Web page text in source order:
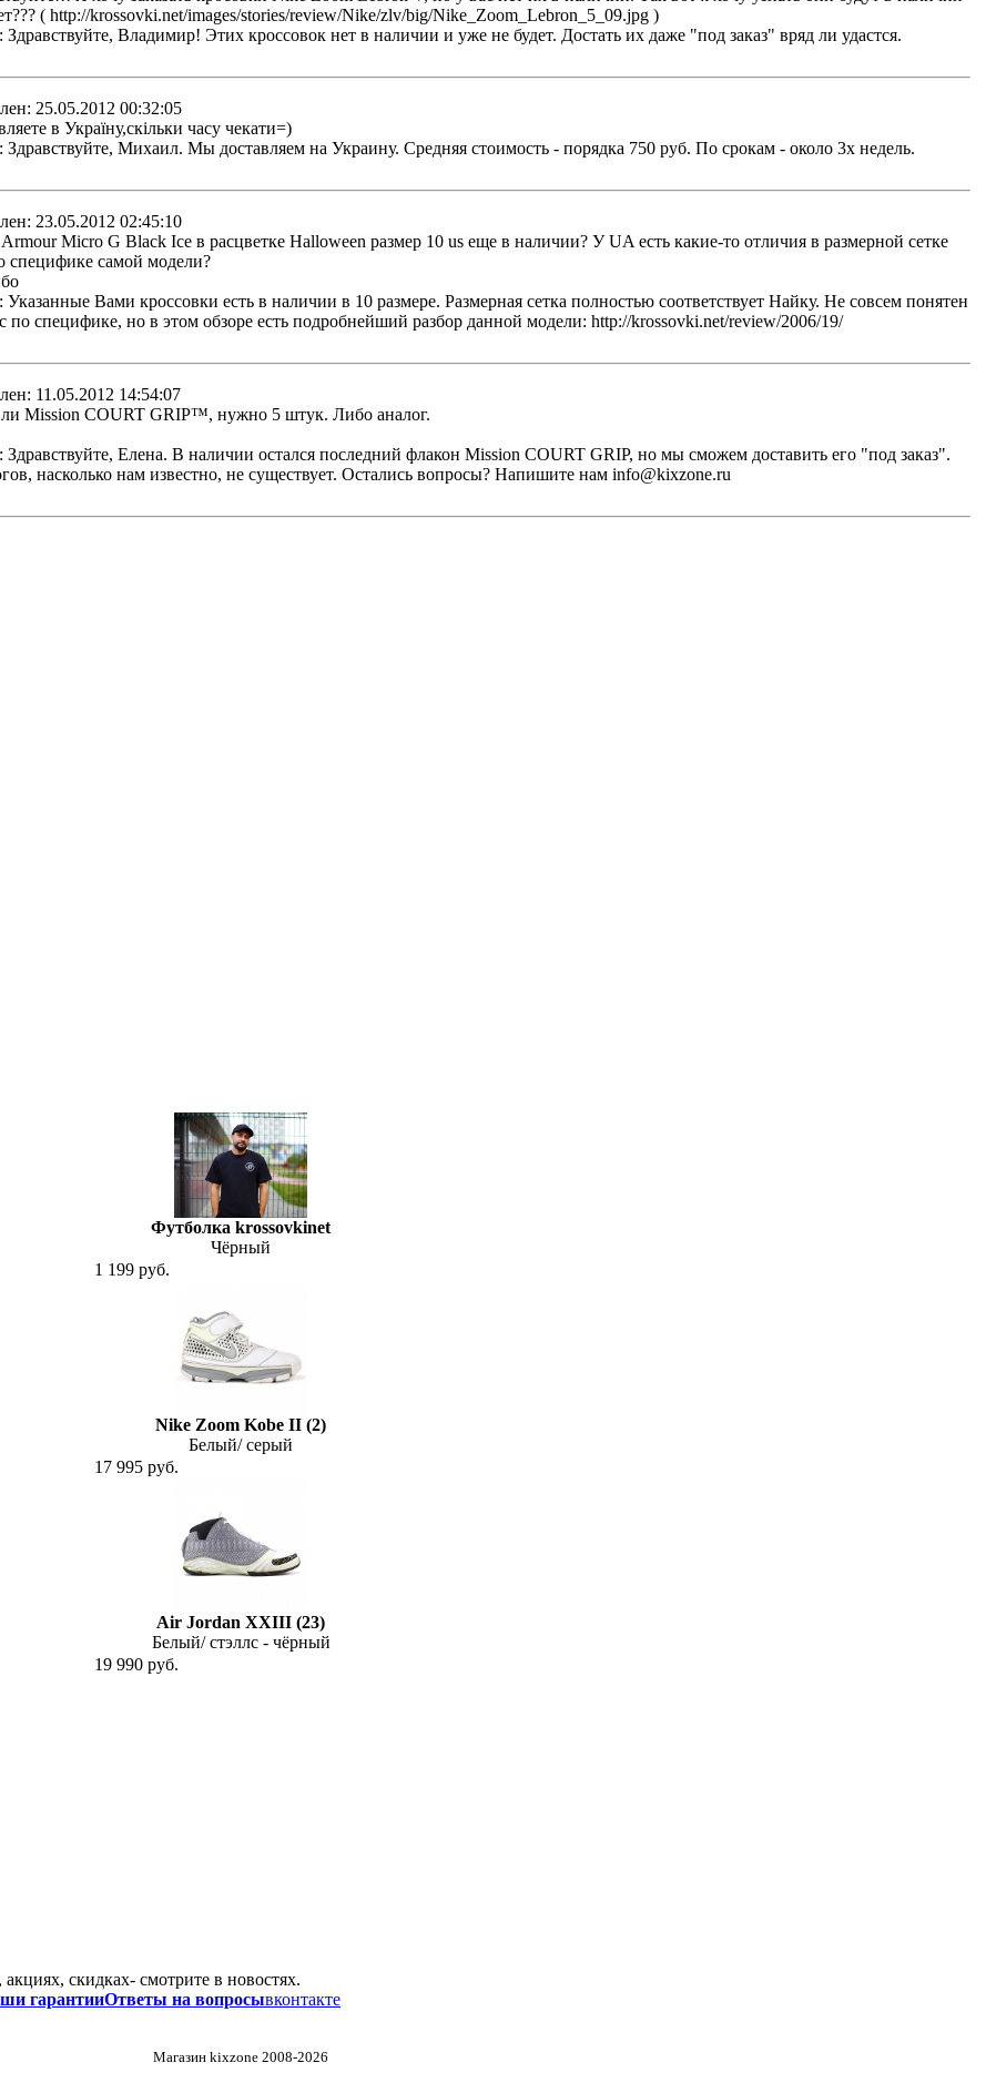
( http://krossovki.net/images/stories/review/Nike/zlv/big/Nike_Zoom_Lebron_5_09.jpg )
Здравствуйте, Владимир! Этих кроссовок нет в наличии и уже не будет. Достать их даже "под заказ" вряд ли удастся.
25.05.2012 00:32:05
в Україну,скільки часу чекати=)
Здравствуйте, Михаил. Мы доставляем на Украину. Средняя стоимость - порядка 750 руб. По срокам - около 3х недель.
23.05.2012 02:45:10
Micro G Black Ice в расцветке Halloween размер 10 us еще в наличии? У UA есть какие-то отличия в размерной сетке
специфике самой модели?
Указанные Вами кроссовки есть в наличии в 10 размере. Размерная сетка полностью соответствует Найку. Не совсем понятен
по специфике, но в этом обзоре есть подробнейший разбор данной модели: http://krossovki.net/review/2006/19/
11.05.2012 14:54:07
ли Mission COURT GRIP™, нужно 5 штук. Либо аналог.
Здравствуйте, Елена. В наличии остался последний флакон Mission COURT GRIP, но мы сможем доставить его "под заказ".
насколько нам известно, не существует. Остались вопросы? Напишите нам info@kixzone.ru
Футболка krossovkinet
Чёрный
1 199 руб.
Nike Zoom Kobe II (2)
Белый/ серый
17 995 руб.
Air Jordan XXIII (23)
Белый/ стэллс - чёрный
19 990 руб.
скидках- смотрите в новостях.
гарантииОтветы на вопросывконтакте
Магазин kixzone 2008-2026